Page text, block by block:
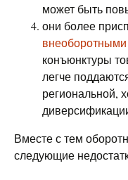
может быть
они более
конъюнктуры
легче
региональной,
Вместе с тем
следующие